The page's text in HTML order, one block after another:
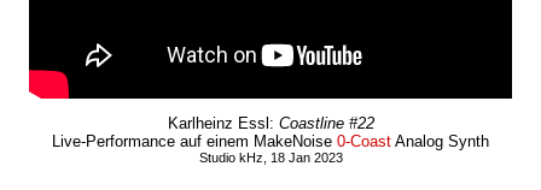
Karlheinz Essl: Coastline #22
Live-Performance auf einem MakeNoise 0-Coast Analog Synth
Studio kHz, 18 Jan 2023